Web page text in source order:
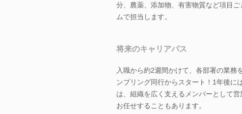
分、農薬、添加物、有害物質など項目
ムで担当します。
将来のキャリアパス
入職から約2週間かけて、各部署の業務
ンプリング同行からスタート！1年後に
は、組織を広く支えるメンバーとして
お任せすることもあります。